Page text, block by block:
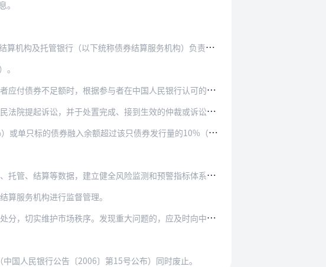
银行（以下统称债券结算服务机构）负责债券借贷的结算。
参与者在中国人民银行认可的电子交易平台（以下简称交易平台）发…
置完成、接到生效的仲裁或诉讼裁判结果的次一工作日12∶00前，…
入余额超过该只债券发行量的10%（含10%）起，每增加5个百分…
健全风险监测和预警指标体系，加强数据共享机制，按照银行间债券…
算服务机构进行监督管理。
护市场秩序。发现重大问题的，应及时向中国人民银行报告。
国人民银行公告〔2006〕第15号公布）同时废止。